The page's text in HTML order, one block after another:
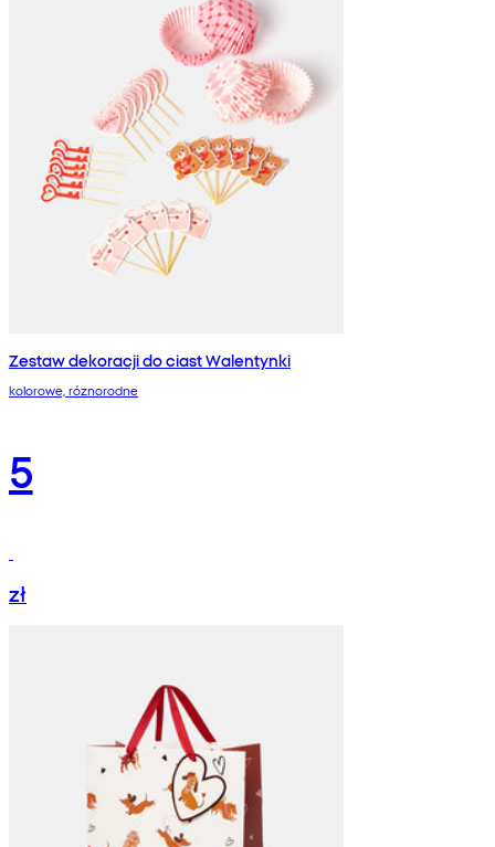
Zestaw dekoracji do ciast Walentynki
kolorowe, róznorodne
5
zł